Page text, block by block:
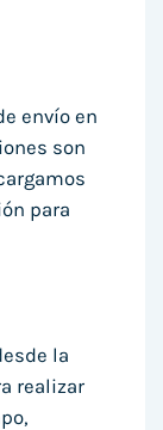
envío en
son
para
la
realizar